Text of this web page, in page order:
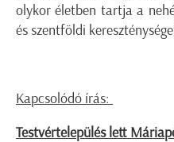
olykor életben tartja a
és szentföldi
Kapcsolódó írás:
Testvértelepülés lett